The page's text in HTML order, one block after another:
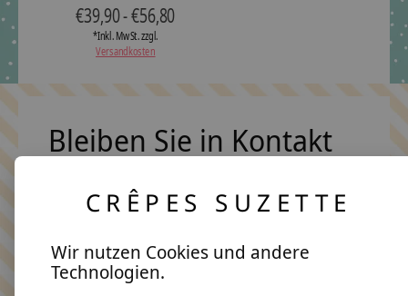
€39,90 - €56,80
*Inkl. MwSt. zzgl.
Versandkosten
Bleiben Sie in Kontakt
Keine Sorge, wir übertreiben es nicht
CRÊPES SUZETTE
Wir nutzen Cookies und andere
Technologien.